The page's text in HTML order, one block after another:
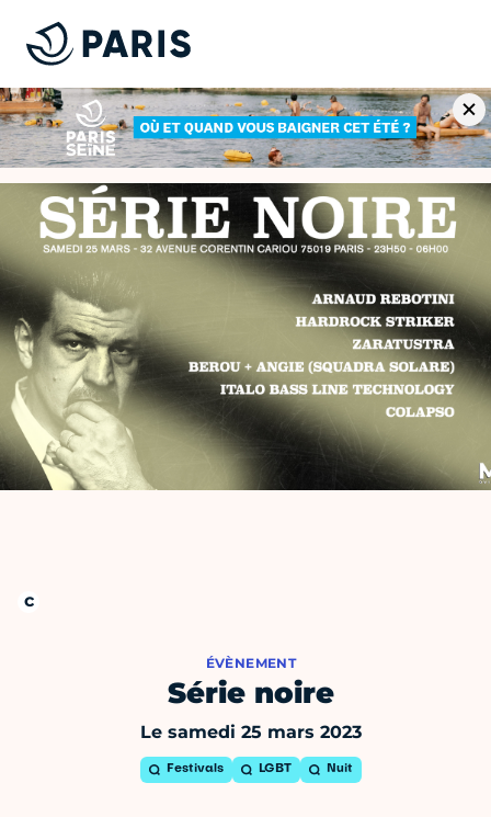
ÉVÈNEMENT
Série noire
Le samedi 25 mars 2023
Festivals LGBT Nuit